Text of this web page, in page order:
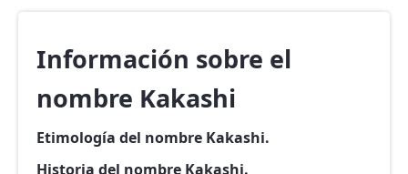
Información sobre el
nombre Kakashi
Etimología del nombre Kakashi.
Historia del nombre Kakashi.